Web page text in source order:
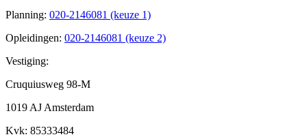
Planning: 020-2146081 (keuze 1)
Opleidingen: 020-2146081 (keuze 2)
Vestiging:
Cruquiusweg 98-M
1019 AJ Amsterdam
Kvk: 85333484